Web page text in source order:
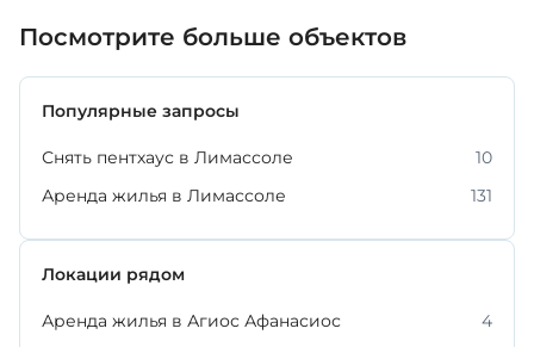
Посмотрите больше объектов
Популярные запросы
Снять пентхаус в Лимассоле
10
Аренда жилья в Лимассоле
131
Локации рядом
Аренда жилья в Агиос Афанасиос
4